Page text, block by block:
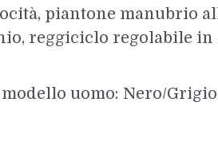
piantone manubrio
reggiciclo regolabile
uomo: Nero/